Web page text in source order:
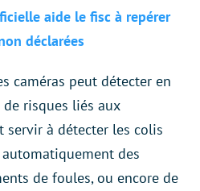
aide le fisc à repérer
déclarées
caméras peut détecter en
risques liés aux
servir à détecter les colis
des
de foules, ou encore de